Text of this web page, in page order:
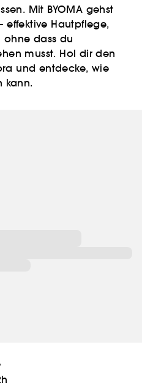
Mit BYOMA gehst
effektive Hautpflege,
ohne dass du
musst. Hol dir den
und entdecke, wie
kann.